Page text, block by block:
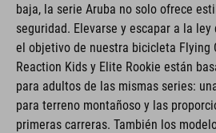
baja, la serie Aruba no solo ofrece
seguridad. Elevarse y escapar a la
el objetivo de nuestra bicicleta Flying
Reaction Kids y Elite Rookie están
para adultos de las mismas series:
para terreno montañoso y las
primeras carreras. También los